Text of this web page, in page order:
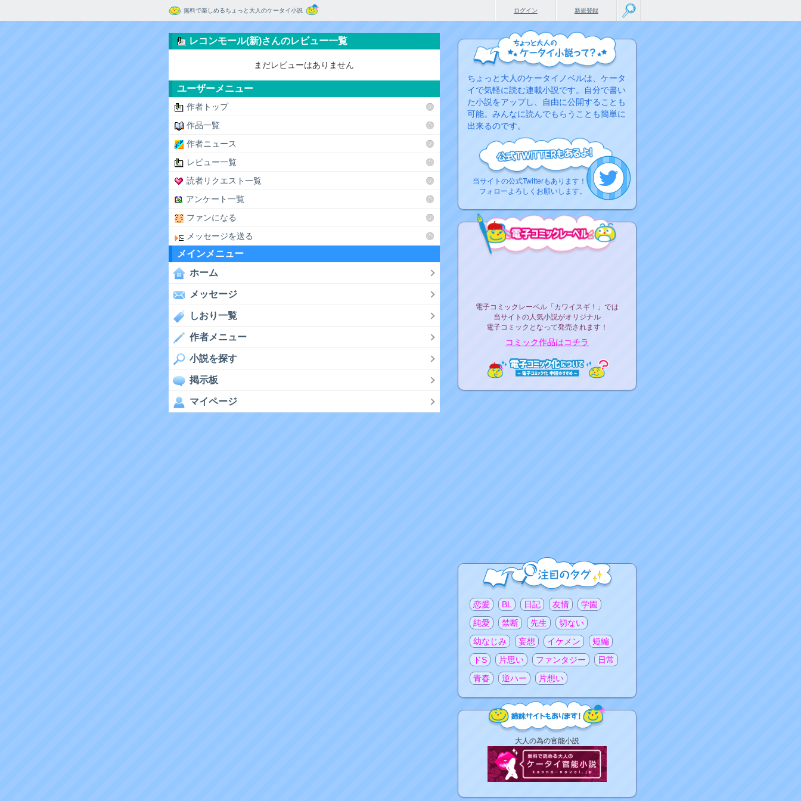
無料で楽しめるちょっと大人のケータイ小説 新規登録
ログイン
レコンモール(新)さんのレビュー一覧
まだレビューはありません
ユーザーメニュー
作者トップ
作品一覧
作者ニュース
レビュー一覧
読者リクエスト一覧
アンケート一覧
ファンになる
メッセージを送る
メインメニュー
ホーム
メッセージ
しおり一覧
作者メニュー
小説を探す
掲示板
マイページ
ちょっと大人のケータイノベルは、ケータ
イで気軽に読む連載小説です。自分で書い
た小説をアップし、自由に公開することも
可能。みんなに読んでもらうことも簡単に
出来るのです。
当サイトの公式Twitterもあります！
フォローよろしくお願いします。
電子コミックレーベル「カワイスギ！」では
当サイトの人気小説がオリジナル
電子コミックとなって発売されます！
コミック作品はコチラ
注目のタグ
恋愛 BL 日記 友情
学園
純愛
禁断 先生
切ない
幼なじみ
妄想 イケメン
短編
ドS
片思い ファンタジー
日常
青春
逆ハー 片想い
大人の為の官能小説